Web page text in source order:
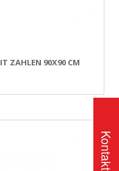
ZAHLEN 90X90 CM
Kontakt